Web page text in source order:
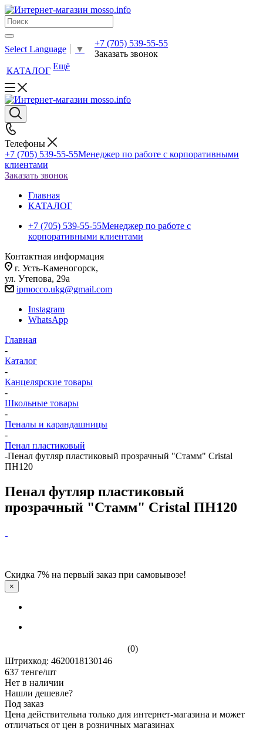
Select Language ▼
+7 (705) 539-55-55
Заказать звонок
КАТАЛОГ Ещё
Телефоны
+7 (705) 539-55-55Менеджер по работе с корпоративными
клиентами
Заказать звонок
Главная
КАТАЛОГ
+7 (705) 539-55-55Менеджер по работе с
корпоративными клиентами
Контактная информация
г. Усть-Каменогорск,
ул. Утепова, 29а
ipmocco.ukg@gmail.com
Instagram
WhatsApp
Главная
-
Каталог
-
Канцелярские товары
-
Школьные товары
-
Пеналы и карандашницы
-
Пенал пластиковый
-Пенал футляр пластиковый прозрачный "Стамм" Cristal
ПН120
Пенал футляр пластиковый
прозрачный "Стамм" Cristal ПН120
Скидка 7% на первый заказ при самовывозе!
×
(0)
Штрихкод: 4620018130146
637 тенге/шт
Нет в наличии
Нашли дешевле?
Под заказ
Цена действительна только для интернет-магазина и может
отличаться от цен в розничных магазинах